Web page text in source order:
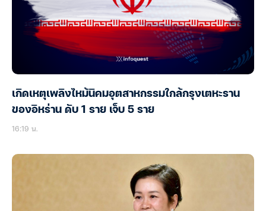
เกิดเหตุเพลิงไหม้นิคมอุตสาหกรรมใกล้กรุงเตหะราน
ของอิหร่าน ดับ 1 ราย เจ็บ 5 ราย
16:19 น.